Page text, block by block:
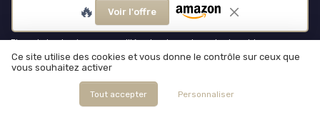
🔥 Voir l'offre
Fleur de bach minceur : un allié naturel pour la perte de poids
Découvrez la maison florna et ses fleurs de Bach
Les bienfaits de la fleur de bach star of bethleem
Avis sur les fleurs de Bach Florna : ce que vous devez savoir
Ce site utilise des cookies et vous donne le contrôle sur ceux que
vous souhaitez activer
Tout accepter Personnaliser